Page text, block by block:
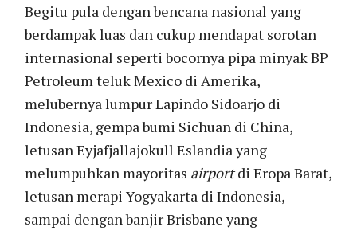
Begitu pula dengan bencana nasional yang
berdampak luas dan cukup mendapat sorotan
internasional seperti bocornya pipa minyak BP
Petroleum teluk Mexico di Amerika,
melubernya lumpur Lapindo Sidoarjo di
Indonesia, gempa bumi Sichuan di China,
letusan Eyjafjallajokull Eslandia yang
melumpuhkan mayoritas airportdi Eropa Barat,
letusan merapi Yogyakarta di Indonesia,
sampai dengan banjir Brisbane yang